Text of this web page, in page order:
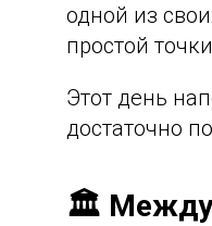
одной из
простой
Этот день
достаточно
🏛️